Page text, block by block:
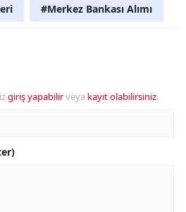
#Merkez Bankası Alımı
giriş yapabilirveya kayıt olabilirsiniz.